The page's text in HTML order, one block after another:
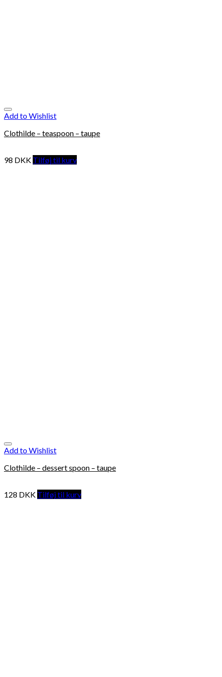
Add to Wishlist
Clothilde – teaspoon – taupe
98 DKK Tilføj til kurv
Add to Wishlist
Clothilde – dessert spoon – taupe
128 DKK Tilføj til kurv